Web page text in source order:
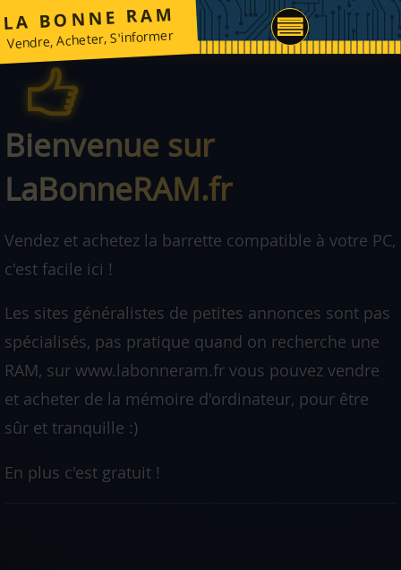
LA BONNE RAM
Vendre, Acheter, S'informer
Bienvenue sur
LaBonneRAM.fr
Vendez et achetez la barrette compatible à votre PC,
c'est facile ici !
Les sites généralistes de petites annonces sont pas
spécialisés, pas pratique quand on recherche une
RAM, sur www.labonneram.fr vous pouvez vendre
et acheter de la mémoire d'ordinateur, pour être
sûr et tranquille :)
En plus c'est gratuit !